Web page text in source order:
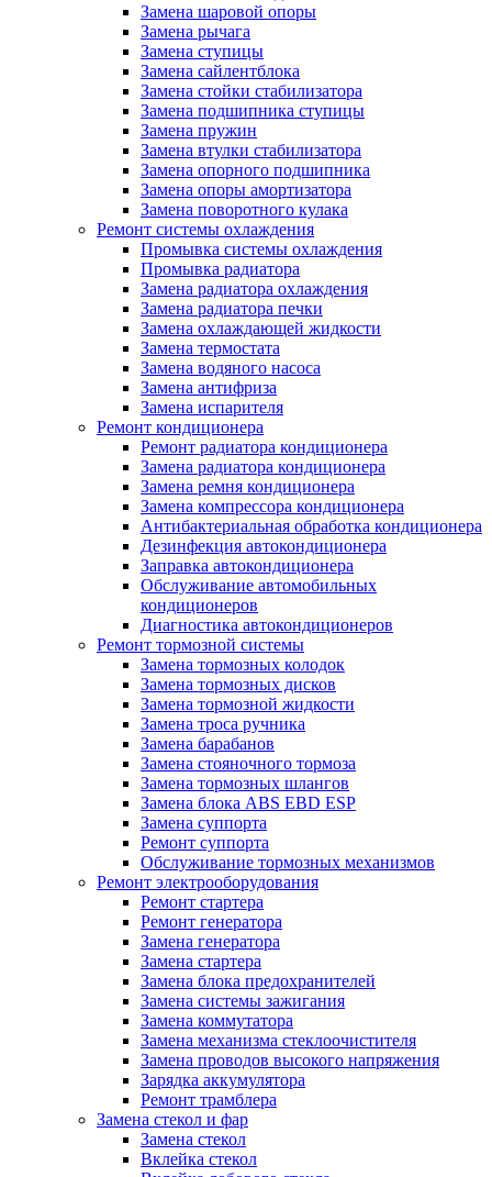
Замена шаровой опоры
Замена рычага
Замена ступицы
Замена сайлентблока
Замена стойки стабилизатора
Замена подшипника ступицы
Замена пружин
Замена втулки стабилизатора
Замена опорного подшипника
Замена опоры амортизатора
Замена поворотного кулака
Ремонт системы охлаждения
Промывка системы охлаждения
Промывка радиатора
Замена радиатора охлаждения
Замена радиатора печки
Замена охлаждающей жидкости
Замена термостата
Замена водяного насоса
Замена антифриза
Замена испарителя
Ремонт кондиционера
Ремонт радиатора кондиционера
Замена радиатора кондиционера
Замена ремня кондиционера
Замена компрессора кондиционера
Антибактериальная обработка кондиционера
Дезинфекция автокондиционера
Заправка автокондиционера
Обслуживание автомобильных
кондиционеров
Диагностика автокондиционеров
Ремонт тормозной системы
Замена тормозных колодок
Замена тормозных дисков
Замена тормозной жидкости
Замена троса ручника
Замена барабанов
Замена стояночного тормоза
Замена тормозных шлангов
Замена блока ABS EBD ESP
Замена суппорта
Ремонт суппорта
Обслуживание тормозных механизмов
Ремонт электрооборудования
Ремонт стартера
Ремонт генератора
Замена генератора
Замена стартера
Замена блока предохранителей
Замена системы зажигания
Замена коммутатора
Замена механизма стеклоочистителя
Замена проводов высокого напряжения
Зарядка аккумулятора
Ремонт трамблера
Замена стекол и фар
Замена стекол
Вклейка стекол